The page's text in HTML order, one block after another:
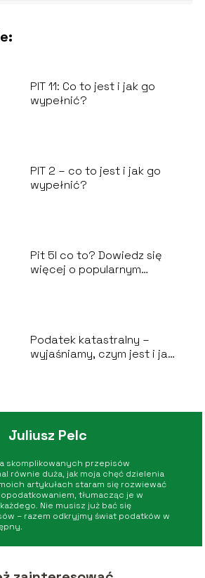
PIT 11: Co to jest i jak go
wypełnić?
PIT 2 – co to jest i jak go
wypełnić?
Pit 5l co to? Dowiedz się
więcej o popularnym
Podatek katastralny –
wyjaśniamy, czym jest i jak
Juliusz Pelc
skomplikowanych przepisów
równie duża, jak moja chęć dzielenia
artykułach staram się rozwiewać
tłumacząc je w
Nie musisz już bać się
– razem odkryjmy świat podatków w